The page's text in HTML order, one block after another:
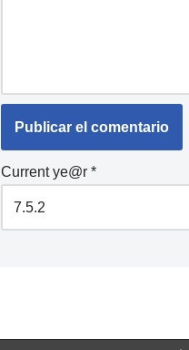
Current ye@r *